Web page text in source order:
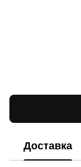
Доставка